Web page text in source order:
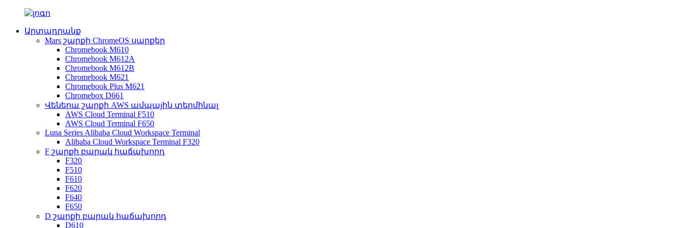
Արտադրանք
Mars շարքի ChromeOS սարքեր
Chromebook M610
Chromebook M612A
Chromebook M612B
Chromebook M621
Chromebook Plus M621
Chromebox D661
Վեներա շարքի AWS ամպային տերմինալ
AWS Cloud Terminal F510
AWS Cloud Terminal F650
Luna Series Alibaba Cloud Workspace Terminal
Alibaba Cloud Workspace Terminal F320
F շարքի բարակ հաճախորդ
F320
F510
F610
F620
F640
F650
D շարքի բարակ հաճախորդ
D610